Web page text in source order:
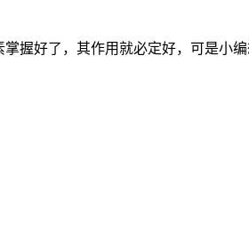
握好了，其作用就必定好，可是小